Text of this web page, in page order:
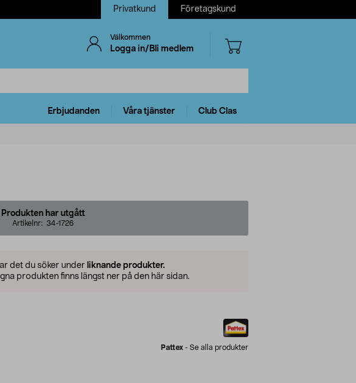
Privatkund Företagskund
Välkommen
Logga in/Bli medlem
Erbjudanden Våra tjänster Club Clas
Produkten har utgått
Artikelnr: 34-1726
det du söker under liknande produkter.
produkten finns längst ner på den här sidan.
Pattex - Se alla produkter